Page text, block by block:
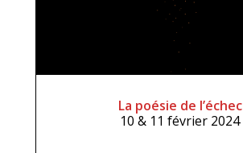
La poésie de l’échec
10 & 11 février 2024